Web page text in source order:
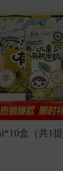
盒（共1